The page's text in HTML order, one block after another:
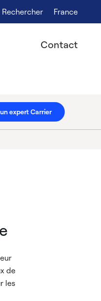
Rechercher France
Contact
expert Carrier
de
les